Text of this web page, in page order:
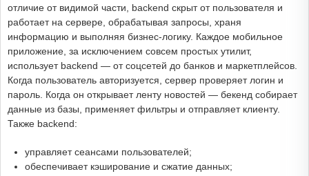
отличие от видимой части, backend скрыт от пользователя и
работает на сервере, обрабатывая запросы, храня
информацию и выполняя бизнес-логику. Каждое мобильное
приложение, за исключением совсем простых утилит,
использует backend — от соцсетей до банков и маркетплейсов.
Когда пользователь авторизуется, сервер проверяет логин и
пароль. Когда он открывает ленту новостей — бекенд собирает
данные из базы, применяет фильтры и отправляет клиенту.
Также backend:
управляет сеансами пользователей;
обеспечивает кэширование и сжатие данных;